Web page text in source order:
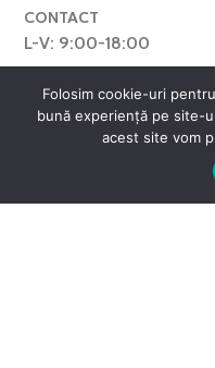
CONTACT
L-V: 9:00-18:00
0769.377.101
Folosim cookie-uri
bună experiență pe site-
acest site vom